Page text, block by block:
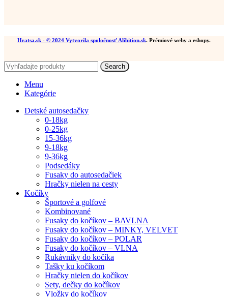
Hratsa.sk - © 2024 Vytvorila spoločnosť Alibition.sk. Prémiové weby a eshopy.
Search
Menu
Kategórie
Detské autosedačky
0-18kg
0-25kg
15-36kg
9-18kg
9-36kg
Podsedáky
Fusaky do autosedačiek
Hračky nielen na cesty
Kočíky
Športové a golfové
Kombinované
Fusaky do kočíkov – BAVLNA
Fusaky do kočíkov – MINKY, VELVET
Fusaky do kočíkov – POLAR
Fusaky do kočíkov – VLNA
Rukávniky do kočíka
Tašky ku kočíkom
Hračky nielen do kočíkov
Sety, dečky do kočíkov
Vložky do kočíkov